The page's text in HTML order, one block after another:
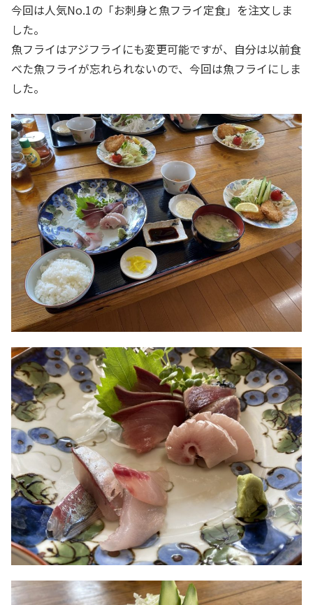
今回は人気No.1の「お刺身と魚フライ定食」を注文しま
した。
魚フライはアジフライにも変更可能ですが、自分は以前食
べた魚フライが忘れられないので、今回は魚フライにしま
した。